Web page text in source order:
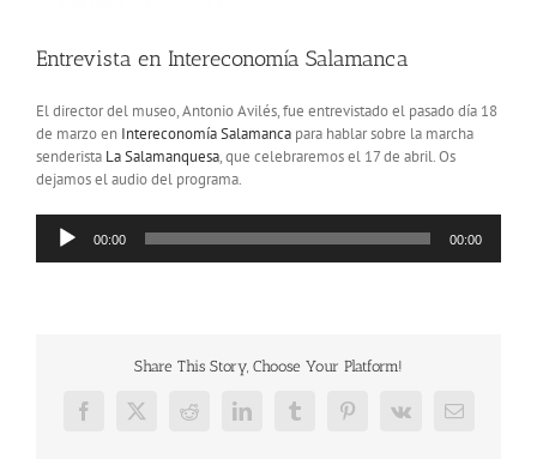
Entrevista en Intereconomía Salamanca
El director del museo, Antonio Avilés, fue entrevistado el pasado día 18
de marzo en Intereconomía Salamanca para hablar sobre la marcha
senderista La Salamanquesa, que celebraremos el 17 de abril. Os
dejamos el audio del programa.
Reproductor
00:00 00:00
Share This Story, Choose Your Platform!
Facebook
X RedditLinkedInTumblrPinterest
Vk
Correo